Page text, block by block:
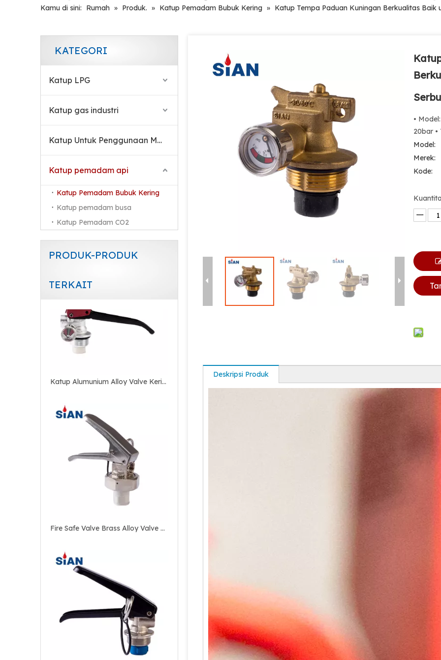
Kamu di sini: Rumah » Produk. » Katup Pemadam Bubuk Kering » Katup Tempa Paduan Kuningan Berkualitas Baik
KATEGORI
Katup LPG
Katup gas industri
Katup Untuk Penggunaan Medis
Katup pemadam api
Katup Pemadam Bubuk Kering
Katup pemadam busa
Katup Pemadam CO2
PRODUK-PRODUK
TERKAIT
•
20bar •
Model:
Merek:
Kode:
Deskripsi Produk